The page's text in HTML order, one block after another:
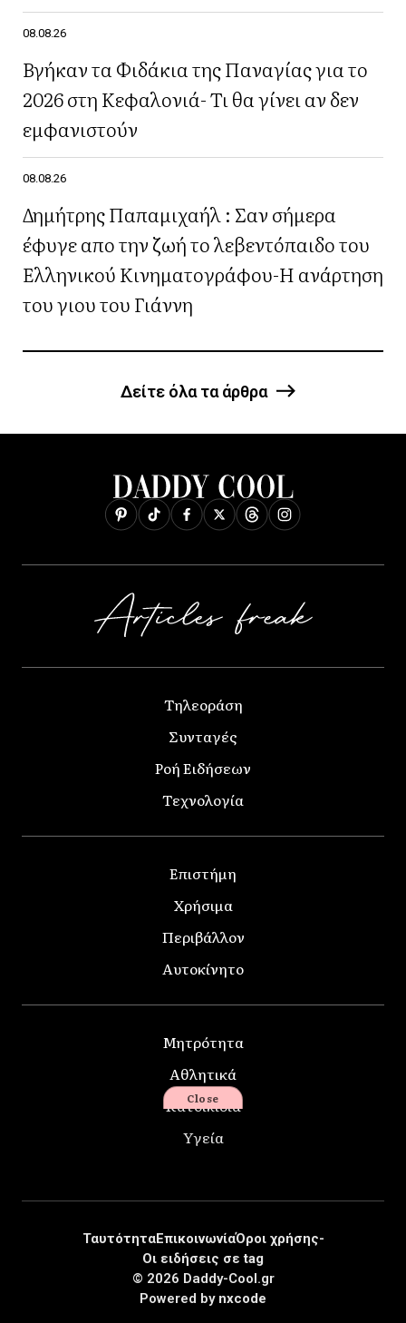
08.08.26
Βγήκαν τα Φιδάκια της Παναγίας για το
2026 στη Κεφαλονιά- Τι θα γίνει αν δεν
εμφανιστούν
08.08.26
Δημήτρης Παπαμιχαήλ : Σαν σήμερα
έφυγε απο την ζωή το λεβεντόπαιδο του
Ελληνικού Κινηματογράφου-Η ανάρτηση
του γιου του Γιάννη
Δείτε όλα τα άρθρα
Τηλεοράση
Συνταγές
Ροή Ειδήσεων
Τεχνολογία
Επιστήμη
Χρήσιμα
Περιβάλλον
Αυτοκίνητο
Μητρότητα
Αθλητικά
Κατοικίδια
Υγεία
© 2026 Daddy-Cool.gr
ΤαυτότηταΕπικοινωνίαΌροι χρήσης-
Οι ειδήσεις σε tag
Powered by nxcode
Close